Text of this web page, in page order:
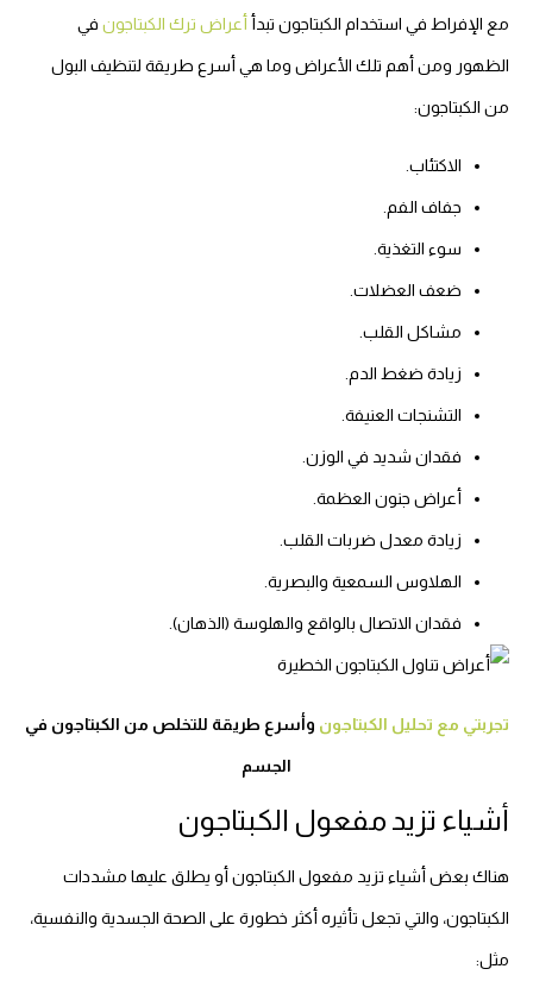
مع الإفراط في استخدام الكبتاجون تبدأ أعراض ترك الكبتاجون في
الظهور ومن أهم تلك الأعراض وما هي أسرع طريقة لتنظيف البول
من الكبتاجون:
الاكتئاب.
جفاف الفم.
سوء التغذية.
ضعف العضلات.
مشاكل القلب.
زيادة ضغط الدم.
التشنجات العنيفة.
فقدان شديد في الوزن.
أعراض جنون العظمة.
زيادة معدل ضربات القلب.
الهلاوس السمعية والبصرية.
فقدان الاتصال بالواقع والهلوسة (الذهان).
تجربتي مع تحليل الكبتاجون وأسرع طريقة للتخلص من الكبتاجون في
الجسم
أشياء تزيد مفعول الكبتاجون
هناك بعض أشياء تزيد مفعول الكبتاجون أو يطلق عليها مشددات
الكبتاجون، والتي تجعل تأثيره أكثر خطورة على الصحة الجسدية والنفسية،
مثل: